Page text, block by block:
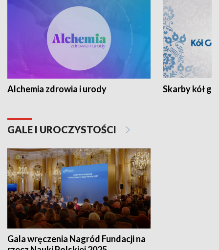
Alchemia zdrowia i urody Skarby kół
GALE I UROCZYSTOŚCI
Gala wręczenia Nagród Fundacji na